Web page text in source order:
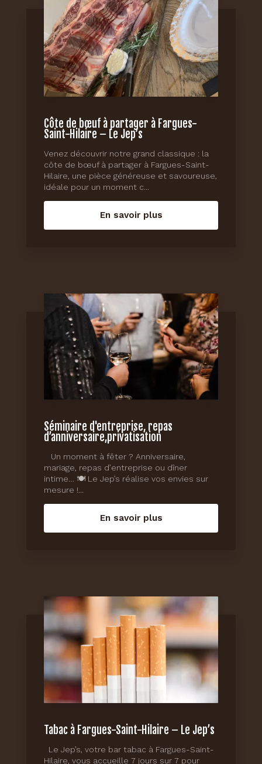
Côte de bœuf à partager à Fargues-
Saint-Hilaire – Le Jep’s
Venez découvrir notre grand classique : la
côte de bœuf à partager à Fargues-Saint-
Hilaire, une pièce généreuse et savoureuse,
idéale pour un moment c...
En savoir plus
Séminaire d'entreprise, repas
d’anniversaire,privatisation
Un moment à fêter ? Anniversaire,
mariage, repas d’entreprise ou dîner
intime… 🍽️ Le Jep’s réalise vos envies sur
mesure !...
En savoir plus
Tabac à Fargues-Saint-Hilaire – Le Jep’s
Le Jep’s, votre bar tabac à Fargues-Saint-
Hilaire, vous accueille 7 jours sur 7 pour